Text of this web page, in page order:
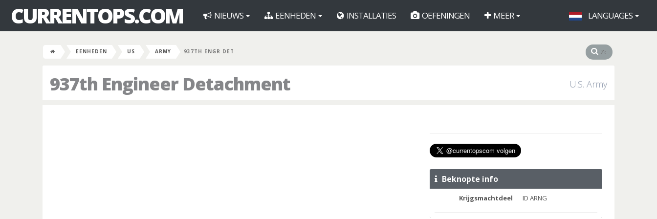
CURRENTOPS.COM NIEUWS EENHEDEN INSTALLATIES OEFENINGEN MEER LANGUAGES
EENHEDEN US ARMY 937TH ENGR DET
937th Engineer Detachment U.S. Army
Beknopte info
Krijgsmachtdeel ID ARNG